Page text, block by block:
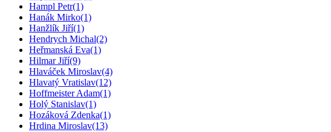
Hampl Petr(1)
Hanák Mirko(1)
Hanžlík Jiří(1)
Hendrych Michal(2)
Heřmanská Eva(1)
Hilmar Jiří(9)
Hlaváček Miroslav(4)
Hlavatý Vratislav(12)
Hoffmeister Adam(1)
Holý Stanislav(1)
Hozáková Zdenka(1)
Hrdina Miroslav(13)